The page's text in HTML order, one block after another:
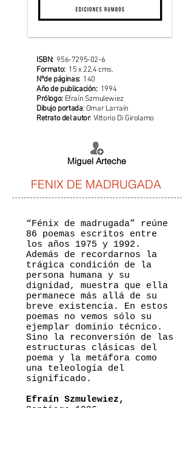
ISBN: 956-7295-02-6
Formato:15 x 22,4 cms.
Nºde páginas:140
Año de publicación:1994
Prólogo: Efraín Szmulewiez
Dibujo portada: Omar Larraín
Retrato del autor: Vittorio Di Girolamo
Miguel Arteche
FENIX DE MADRUGADA
“Fénix de madrugada” reúne
86 poemas escritos entre
los años 1975 y 1992.
Además de recordarnos la
trágica condición de la
persona humana y su
dignidad, muestra que ella
permanece más allá de su
breve existencia. En estos
poemas no vemos sólo su
ejemplar dominio técnico.
Sino la reconversión de las
estructuras clásicas del
poema y la metáfora como
una teleología del
significado.
Efraín Szmulewiez,
Santiago,1996